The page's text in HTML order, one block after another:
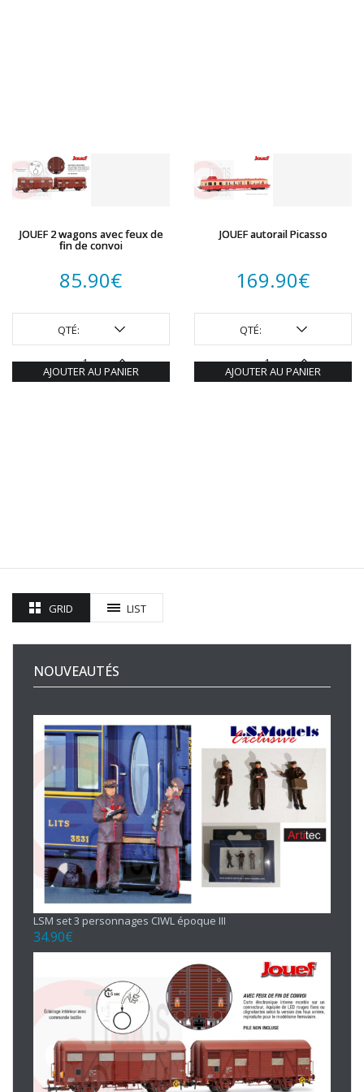
JOUEF 2 wagons avec feux de
fin de convoi
85.90€
QTÉ:
AJOUTER AU PANIER
JOUEF autorail Picasso
169.90€
QTÉ:
AJOUTER AU PANIER
GRID LIST
NOUVEAUTÉS
LSM set 3 personnages CIWL époque III
34.90€